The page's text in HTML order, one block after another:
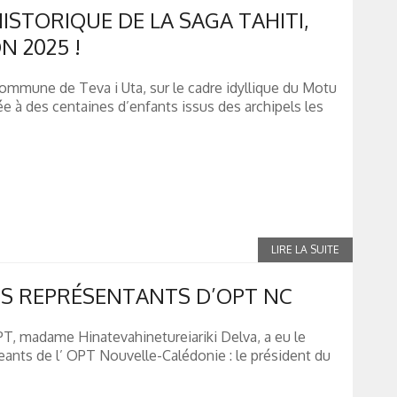
DE LA SAGA TAHITI,
2025 !
de Teva i Uta, sur le cadre idyllique du Motu
à des centaines d’enfants issus des archipels les
REPRÉSENTANTS D’OPT NC
madame Hinatevahinetureiariki Delva, a eu le
de l’ OPT Nouvelle-Calédonie : le président du